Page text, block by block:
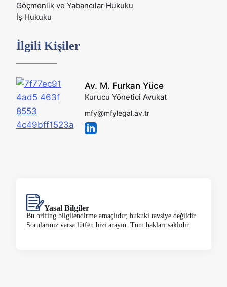
Göçmenlik ve Yabancılar Hukuku
İş Hukuku
İlgili Kişiler
Av. M. Furkan Yüce
Kurucu Yönetici Avukat
mfy@mfylegal.av.tr
Yasal Bilgiler
Bu brifing bilgilendirme amaçlıdır; hukuki tavsiye değildir.
Sorularınız varsa lütfen bizi arayın. Tüm hakları saklıdır.